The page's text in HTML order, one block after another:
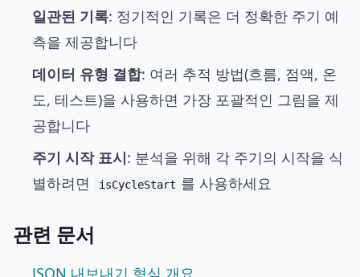
일관된 기록: 정기적인 기록은 더 정확한 주기 예
측을 제공합니다
데이터 유형 결합: 여러 추적 방법(흐름, 점액, 온
도, 테스트)을 사용하면 가장 포괄적인 그림을 제
공합니다
주기 시작 표시: 분석을 위해 각 주기의 시작을 식
별하려면
isCycleStart 를 사용하세요
관련 문서
JSON 내보내기 형식 개요